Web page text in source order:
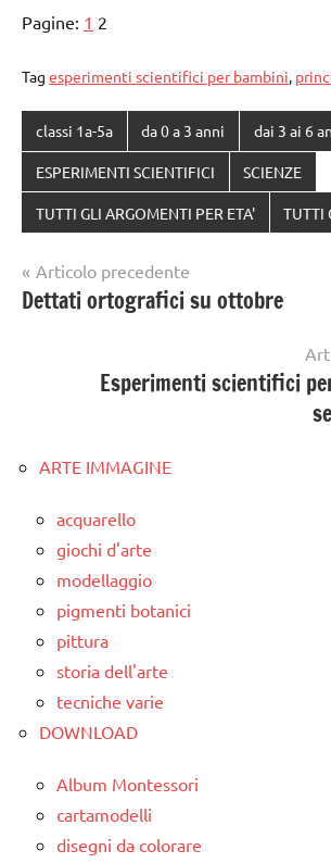
Pagine: 1 2
Tag esperimenti scientifici per bambini,
classi 1a-5a da 0 a 3 anni dai 3 ai 6
ESPERIMENTI SCIENTIFICI SCIENZE
TUTTI GLI ARGOMENTI PER ETA' TUTTI
Navigazione
articoli
Articolo precedente
Dettati ortografici su ottobre
Esperimenti scientifici
ARTE IMMAGINE
acquarello
giochi d'arte
modellaggio
pigmenti botanici
pittura
storia dell'arte
tecniche varie
DOWNLOAD
Album Montessori
cartamodelli
disegni da colorare